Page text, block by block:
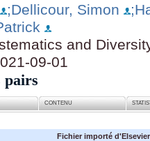
;Dellicour, Simon
and
09-01
pairs
CONTENU
Fichier importé d'Elsevier